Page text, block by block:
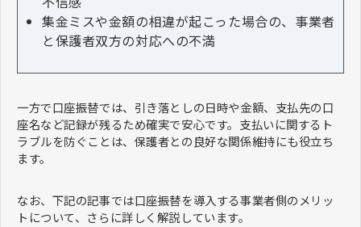
集金ミスや金額の相違が起こった場合の、事業者
と保護者双方の対応への不満
一方で口座振替では、引き落としの日時や金額、支払先の口
座名など記録が残るため確実で安心です。支払いに関するト
ラブルを防ぐことは、保護者との良好な関係維持にも役立ち
ます。
なお、下記の記事では口座振替を導入する事業者側のメリッ
トについて、さらに詳しく解説しています。